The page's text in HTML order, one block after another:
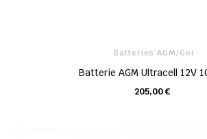
Batteries AGM/Gel
Batterie AGM Ultracell 12V
205,00 €
CHARIOT